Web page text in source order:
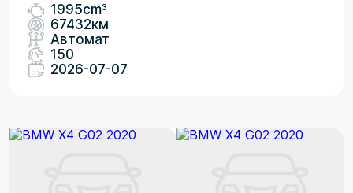
1995cm3
67432км
Автомат
150
2026-07-07